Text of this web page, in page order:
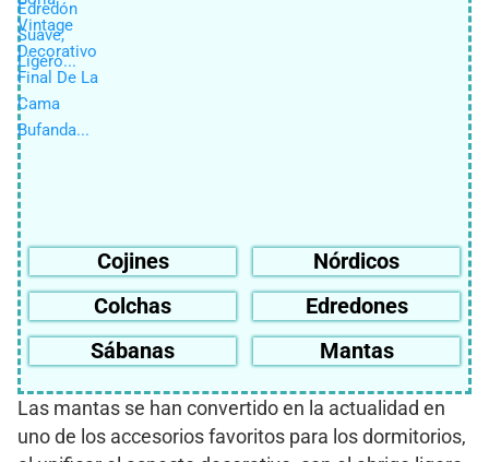
Cojines
Nórdicos
Colchas
Edredones
Sábanas
Mantas
Las mantas se han convertido en la actualidad en
uno de los accesorios favoritos para los dormitorios,